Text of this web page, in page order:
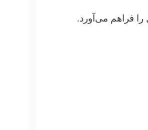
را فراهم می‌آورد.